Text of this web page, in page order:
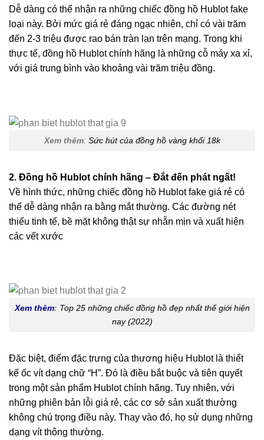
Dễ dàng có thể nhận ra những chiếc đồng hồ Hublot fake
loại này. Bởi mức giá rẻ đáng ngạc nhiên, chỉ có vài trăm
đến 2-3 triệu được rao bán tràn lan trên mạng. Trong khi
thực tế, đồng hồ Hublot chính hãng là những cỗ máy xa xỉ,
với giá trung bình vào khoảng vài trăm triệu đồng.
Xem thêm: Sức hút của đồng hồ vàng khối 18k
2. Đồng hồ Hublot chính hãng – Đắt đến phát ngất!
Về hình thức, những chiếc đồng hồ Hublot fake giá rẻ có
thể dễ dàng nhận ra bằng mắt thường. Các đường nét
thiếu tinh tế, bề mặt không thật sự nhẵn mịn và xuất hiện
các vết xước
Xem thêm: Top 25 những chiếc đồng hồ đẹp nhất thế giới hiện
nay (2022)
Đặc biệt, điểm đặc trưng của thương hiệu Hublot là thiết
kế ốc vít dạng chữ “H”. Đó là điều bắt buộc và tiên quyết
trong một sản phẩm Hublot chính hãng. Tuy nhiên, với
những phiên bản lỗi giá rẻ, các cơ sở sản xuất thường
không chú trọng điều này. Thay vào đó, họ sử dụng những
dạng vít thông thường.